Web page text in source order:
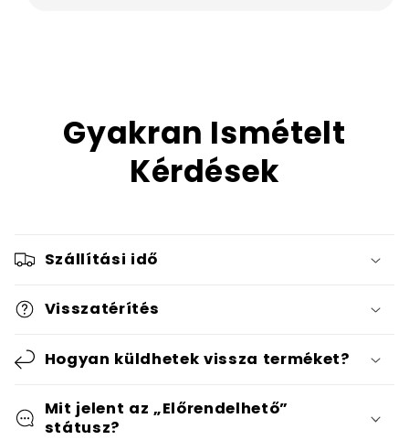
Gyakran Ismételt
Kérdések
Szállítási idő
Visszatérítés
Hogyan küldhetek vissza terméket?
Mit jelent az „Előrendelhető”
státusz?